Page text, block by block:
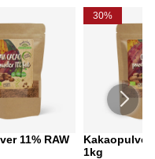
11% RAW
30%
Kakaopulver
1kg